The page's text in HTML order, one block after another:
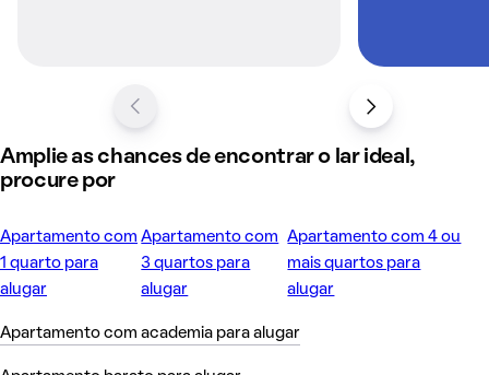
Amplie as chances de encontrar o lar ideal,
procure por
Apartamento com
1 quarto para
alugar
Apartamento com
3 quartos para
alugar
Apartamento com 4 ou
mais quartos para
alugar
Apartamento com academia para alugar